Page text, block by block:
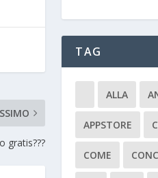
gratis???
TAG
ALLA
APPSTORE
COME